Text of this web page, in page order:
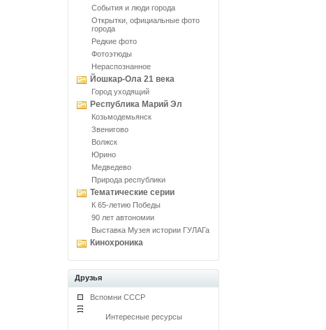
События и люди города
Открытки, официальные фото
города
Редкие фото
Фотоэтюды
Нераспознанное
Йошкар-Ола 21 века
Город уходящий
Республика Марий Эл
Козьмодемьянск
Звенигово
Волжск
Юрино
Медведево
Природа республики
Тематические серии
К 65-летию Победы
90 лет автономии
Выставка Музея истории ГУЛАГа
Кинохроника
Друзья
Вспомни СССР
Интересные ресурсы